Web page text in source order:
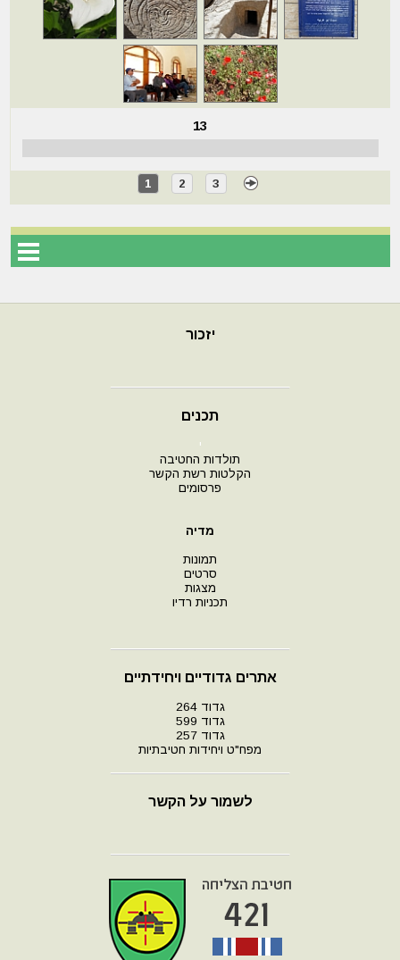
13
1 2 3
יזכור
תכנים
י
תולדות החטיבה
הקלטות רשת הקשר
פרסומים
מדיה
תמונות
סרטים
מצגות
תכניות רדיו
אתרים גדודיים ויחידתיים
גדוד 264
גדוד 599
גדוד 257
מפח"ט ויחידות חטיבתיות
לשמור על הקשר